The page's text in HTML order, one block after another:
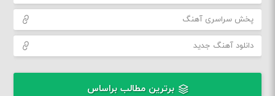
پخش سراسری آهنگ
دانلود آهنگ جدید
برترین مطالب براساس